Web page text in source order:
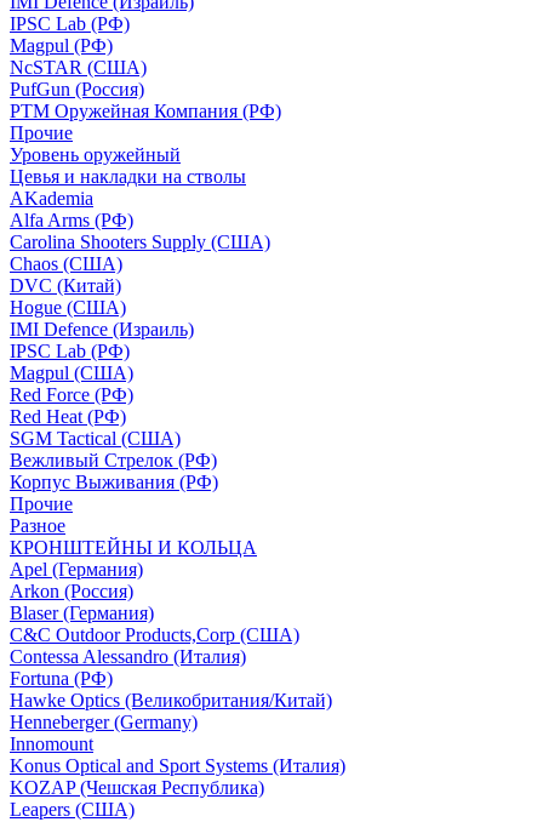
IPSC Lab (РФ)
Magpul (РФ)
NcSTAR (США)
PufGun (Россия)
РТМ Оружейная Компания (РФ)
Прочие
Уровень оружейный
Цевья и накладки на стволы
AKademia
Alfa Arms (РФ)
Carolina Shooters Supply (США)
Chaos (США)
DVC (Китай)
Hogue (США)
IMI Defence (Израиль)
IPSC Lab (РФ)
Magpul (США)
Red Force (РФ)
Red Heat (РФ)
SGM Tactical (США)
Вежливый Стрелок (РФ)
Корпус Выживания (РФ)
Прочие
Разное
КРОНШТЕЙНЫ И КОЛЬЦА
Apel (Германия)
Arkon (Россия)
Blaser (Германия)
C&C Outdoor Products,Corp (США)
Contessa Alessandro (Италия)
Fortuna (РФ)
Hawke Optics (Великобритания/Китай)
Henneberger (Germany)
Innomount
Konus Optical and Sport Systems (Италия)
KOZAP (Чешская Республика)
Leapers (США)